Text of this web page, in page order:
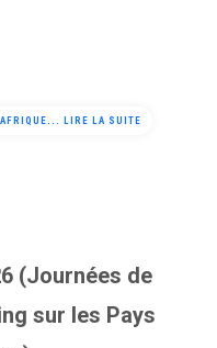
LIRE LA SUITE
(Journées de
sur les Pays